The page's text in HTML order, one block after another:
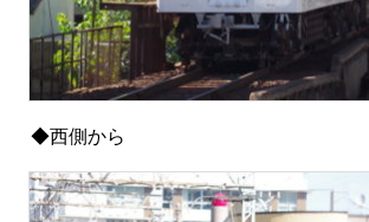
◆西側から